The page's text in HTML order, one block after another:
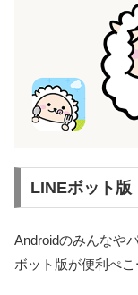
LINEボット版
Androidのみんなや
ボット版が便利ぺこ